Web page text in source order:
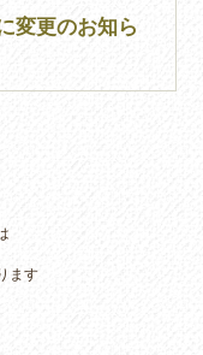
変更のお知ら
ます